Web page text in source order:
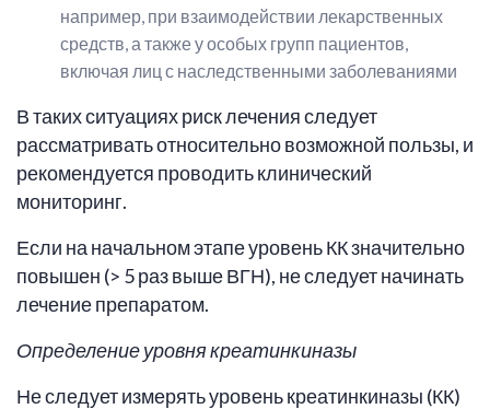
например, при взаимодействии лекарственных
средств, а также у особых групп пациентов,
включая лиц с наследственными заболеваниями
В таких ситуациях риск лечения следует
рассматривать относительно возможной пользы, и
рекомендуется проводить клинический
мониторинг.
Если на начальном этапе уровень КК значительно
повышен (> 5 раз выше ВГН), не следует начинать
лечение препаратом.
Определениеуровня креатинкиназы
Не следует измерять уровень креатинкиназы (КК)